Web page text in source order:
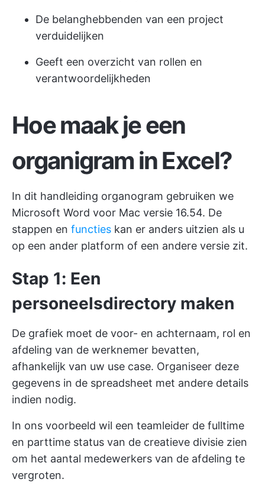
De belanghebbenden van een project
verduidelijken
Geeft een overzicht van rollen en
verantwoordelijkheden
Hoe maak je een
organigram in Excel?
In dit handleiding organogram gebruiken we
Microsoft Word voor Mac versie 16.54. De
stappen en functies kan er anders uitzien als u
op een ander platform of een andere versie zit.
Stap 1: Een
personeelsdirectory maken
De grafiek moet de voor- en achternaam, rol en
afdeling van de werknemer bevatten,
afhankelijk van uw use case. Organiseer deze
gegevens in de spreadsheet met andere details
indien nodig.
In ons voorbeeld wil een teamleider de fulltime
en parttime status van de creatieve divisie zien
om het aantal medewerkers van de afdeling te
vergroten.